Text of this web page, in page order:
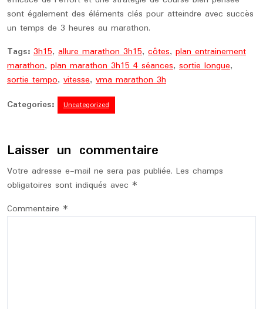
sont également des éléments clés pour atteindre avec succès
un temps de 3 heures au marathon.
Tags: 3h15, allure marathon 3h15, côtes, plan entrainement
marathon, plan marathon 3h15 4 séances, sortie longue,
sortie tempo, vitesse, vma marathon 3h
Categories:
Uncategorized
Laisser un commentaire
Votre adresse e-mail ne sera pas publiée. Les champs
obligatoires sont indiqués avec *
Commentaire *